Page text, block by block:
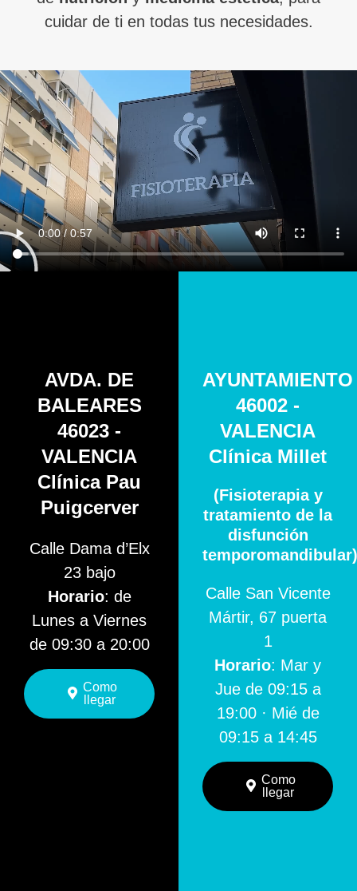
cuidar de ti en todas tus necesidades.
AVDA. DE
BALEARES
46023 -
VALENCIA
Clínica Pau
Puigcerver
Calle Dama d’Elx
23 bajo
Horario: de
Lunes a Viernes
de 09:30 a 20:00
Como
llegar
AYUNTAMIENTO
46002 -
VALENCIA
Clínica Millet
(Fisioterapia y
tratamiento de la
disfunción
temporomandibular)
Calle San Vicente
Mártir, 67 puerta
1
Horario: Mar y
Jue de 09:15 a
19:00 · Mié de
09:15 a 14:45
Como
llegar